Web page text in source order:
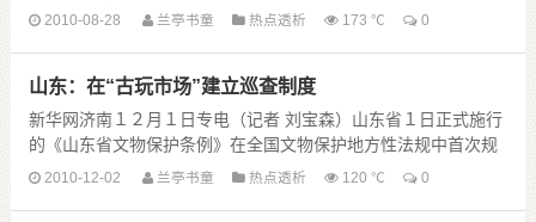
厅”，以纪念泰戈尔为中印两国之间文化交流所作......
2010-08-28 兰亭书童 热点透析 173 ℃ 0
山东：在“古玩市场”建立巡查制度
新华网济南１２月１日专电（记者 刘宝森）山东省１日正式施行
的《山东省文物保护条例》在全国文物保护地方性法规中首次规
定，流通文物购销市场应建立巡查制度，并可派员进......
2010-12-02 兰亭书童 热点透析 120 ℃ 0